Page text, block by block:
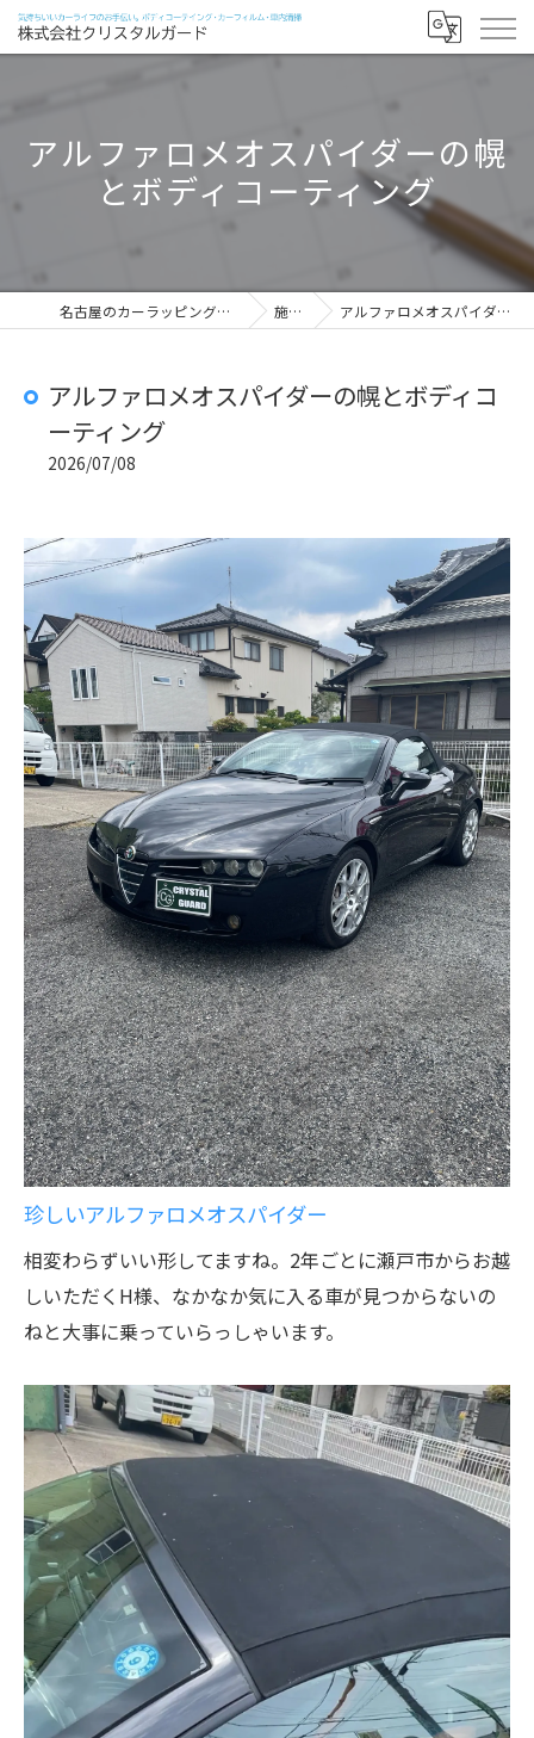
アルファロメオスパイダーの幌
とボディコーティング
名古屋のカーラッピングなら株式会社クリスタルガード 施工実績 アルファロメオスパイダーの幌とボディコーティング
アルファロメオスパイダーの幌とボディコ
ーティング
2026/07/08
珍しいアルファロメオスパイダー
相変わらずいい形してますね。2年ごとに瀬戸市からお越
しいただくH様、なかなか気に入る車が見つからないの
ねと大事に乗っていらっしゃいます。